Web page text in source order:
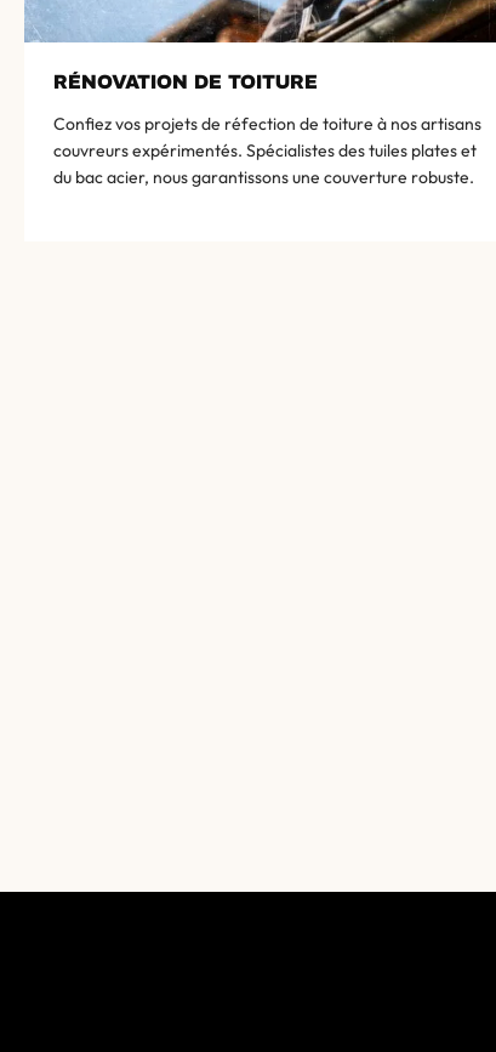
RÉNOVATION DE TOITURE
Confiez vos projets de réfection de toiture à nos artisans
couvreurs expérimentés. Spécialistes des tuiles plates et
du bac acier, nous garantissons une couverture robuste.